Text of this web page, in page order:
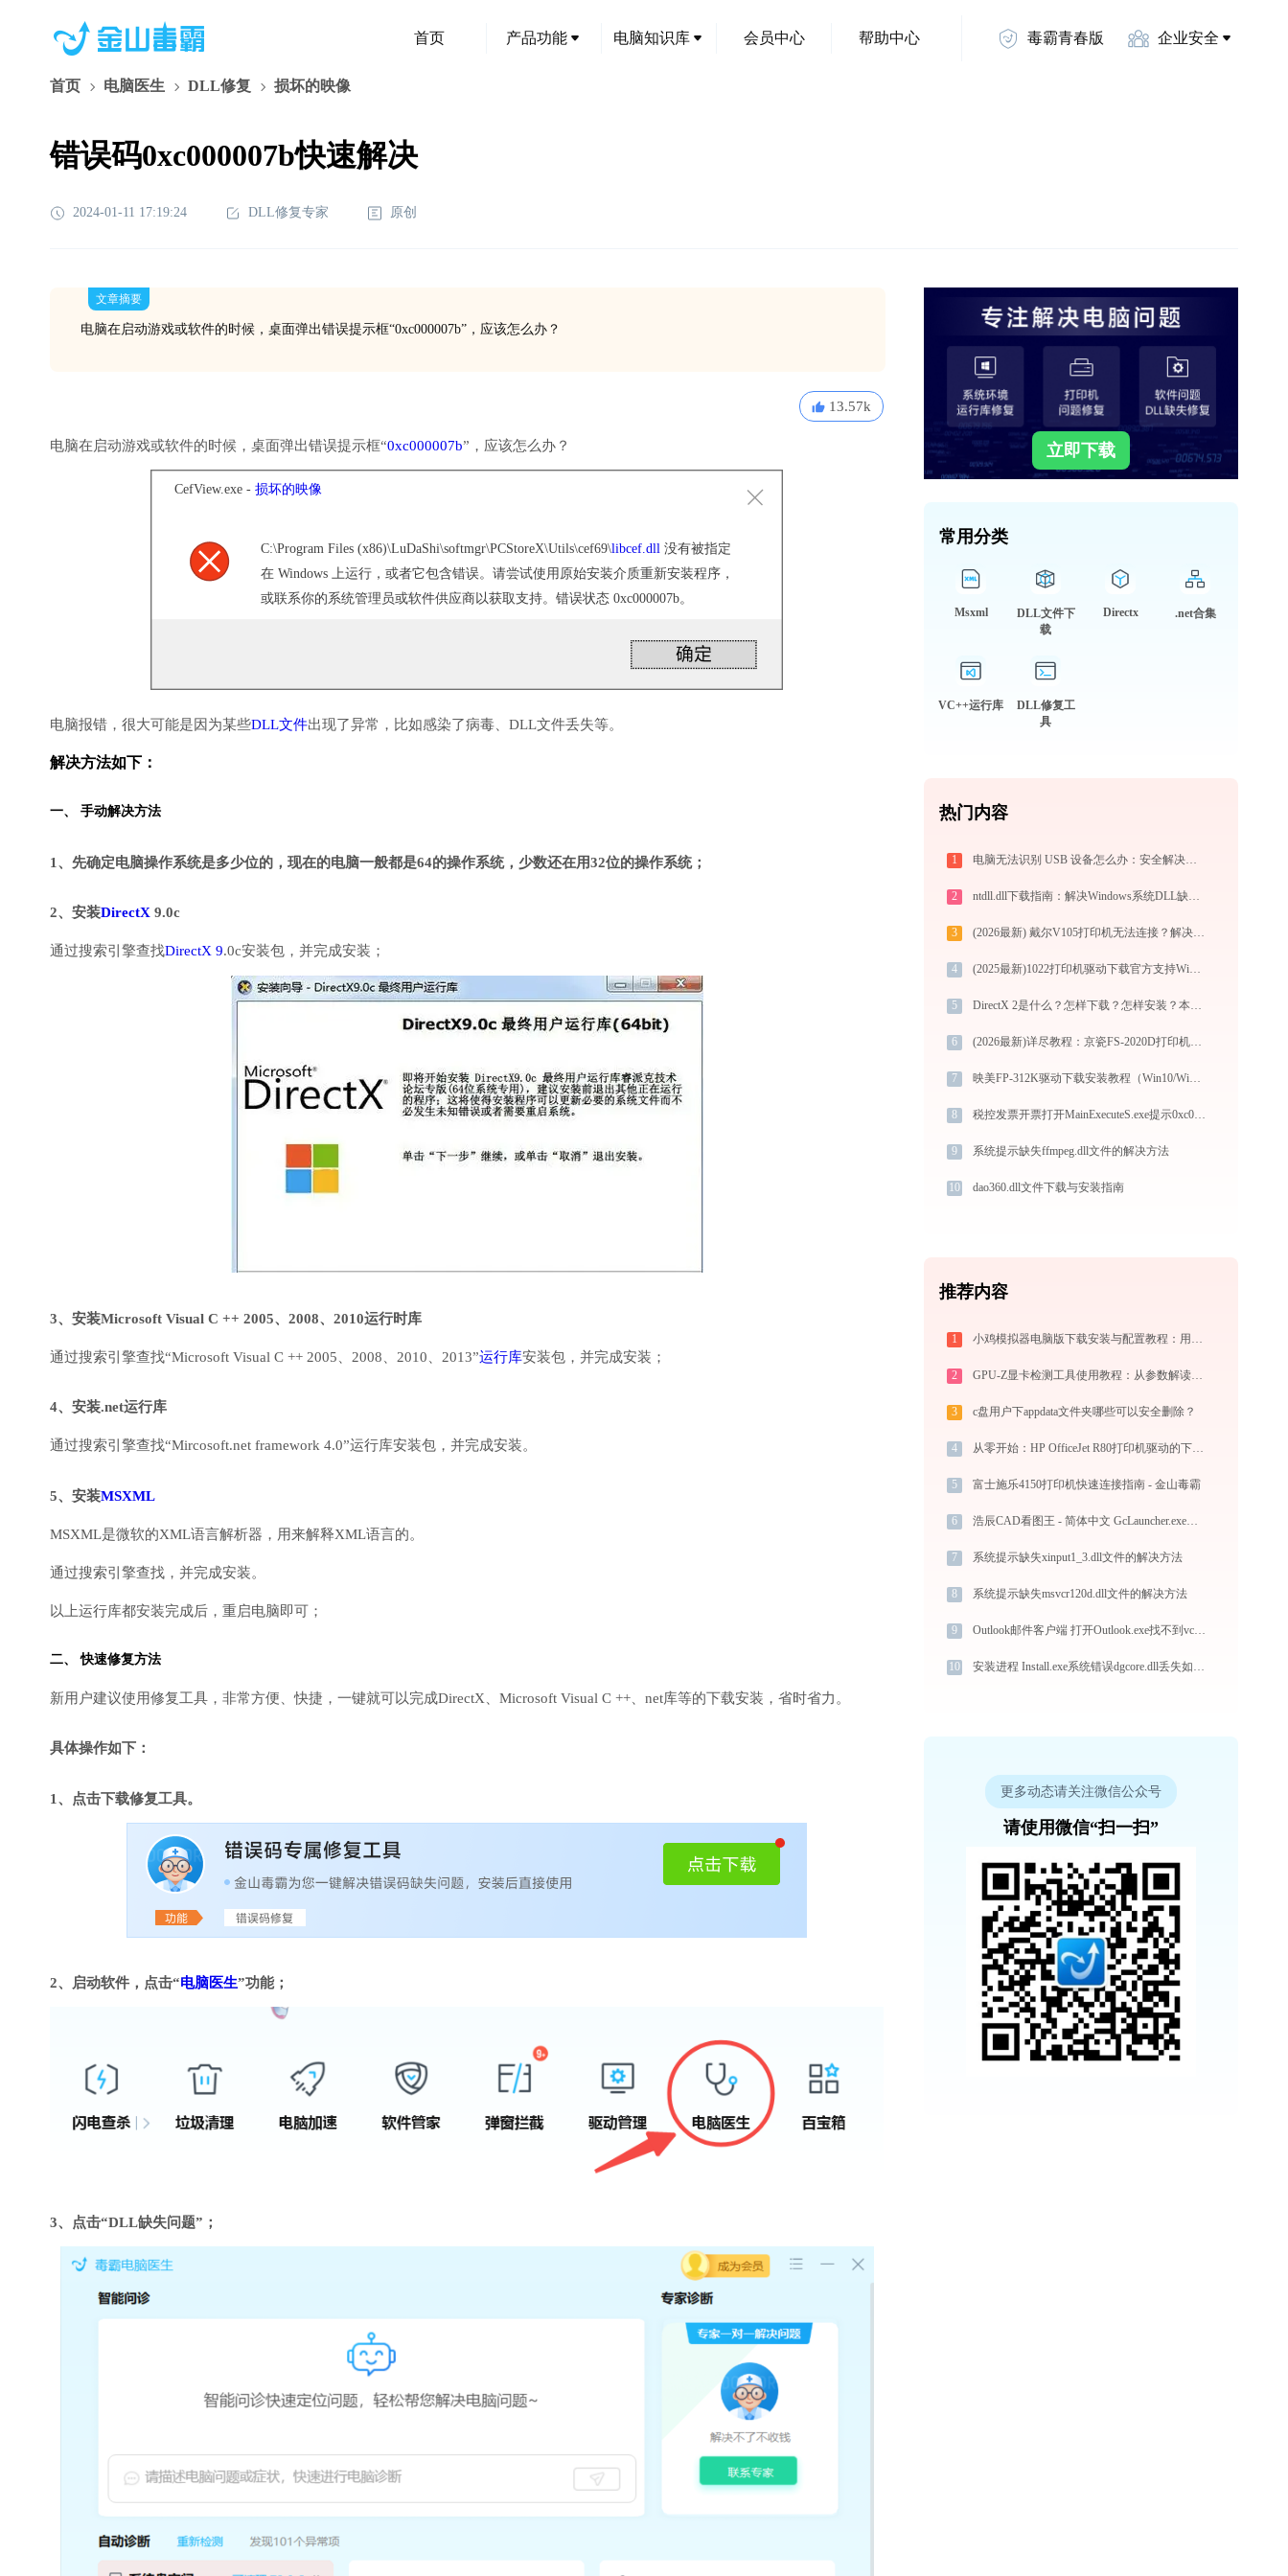
首页 产品功能 电脑知识库 会员中心 帮助中心 毒霸青春版 企业安全
首页 电脑医生 DLL修复 损坏的映像
错误码0xc000007b快速解决
2024-01-11 17:19:24 DLL修复专家 原创
文章摘要
电脑在启动游戏或软件的时候，桌面弹出错误提示框“0xc000007b”，应该怎么办？
13.57k
电脑在启动游戏或软件的时候，桌面弹出错误提示框“0xc000007b”，应该怎么办？
CefView.exe - 损坏的映像
C:\Program Files (x86)\LuDaShi\softmgr\PCStoreX\Utils\cef69\libcef.dll 没有被指定
在 Windows 上运行，或者它包含错误。请尝试使用原始安装介质重新安装程序，
或联系你的系统管理员或软件供应商以获取支持。错误状态 0xc000007b。
电脑报错，很大可能是因为某些DLL文件出现了异常，比如感染了病毒、DLL文件丢失等。
解决方法如下：
一、 手动解决方法
1、先确定电脑操作系统是多少位的，现在的电脑一般都是64的操作系统，少数还在用32位的操作系统；
2、安装DirectX 9.0c
通过搜索引擎查找DirectX 9.0c安装包，并完成安装；
3、安装Microsoft Visual C ++ 2005、2008、2010运行时库
通过搜索引擎查找“Microsoft Visual C ++ 2005、2008、2010、2013”运行库安装包，并完成安装；
4、安装.net运行库
通过搜索引擎查找“Mircosoft.net framework 4.0”运行库安装包，并完成安装。
5、安装MSXML
MSXML是微软的XML语言解析器，用来解释XML语言的。
通过搜索引擎查找，并完成安装。
以上运行库都安装完成后，重启电脑即可；
二、 快速修复方法
新用户建议使用修复工具，非常方便、快捷，一键就可以完成DirectX、Microsoft Visual C ++、net库等的下载安装，省时省力。
具体操作如下：
1、点击下载修复工具。
2、启动软件，点击“电脑医生”功能；
3、点击“DLL缺失问题”；
立即下载
常用分类
Msxml
DLL文件下
载
Directx .net合集
VC++运行库
DLL修复工
具
热门内容
1 电脑无法识别 USB 设备怎么办：安全解决无法识别的 USB 设备及 USB 接口识别问题
2 ntdll.dll下载指南：解决Windows系统DLL缺失问题的完整方案（适用于Win7/10/11）
3 (2026最新) 戴尔V105打印机无法连接？解决方法详解 - 金山毒霸
4 (2025最新)1022打印机驱动下载官方支持Win10/Win11
5 DirectX 2是什么？怎样下载？怎样安装？本文详细介绍和演示
6 (2026最新)详尽教程：京瓷FS-2020D打印机驱动的正确下载与安装方式
7 映美FP-312K驱动下载安装教程（Win10/Win11）
8 税控发票开票打开MainExecuteS.exe提示0xc000000d错误码怎么办
9 系统提示缺失ffmpeg.dll文件的解决方法
10 dao360.dll文件下载与安装指南
推荐内容
1 小鸡模拟器电脑版下载安装与配置教程：用电脑重温经典街机与掌机游戏
2 GPU-Z显卡检测工具使用教程：从参数解读到BIOS备份，一站式掌握显卡信息
3 c盘用户下appdata文件夹哪些可以安全删除？
4 从零开始：HP OfficeJet R80打印机驱动的下载及安装流程
5 富士施乐4150打印机快速连接指南 - 金山毒霸
6 浩辰CAD看图王 - 简体中文 GcLauncher.exe运行错误提示0xc000007b的解决办法
7 系统提示缺失xinput1_3.dll文件的解决方法
8 系统提示缺失msvcr120d.dll文件的解决方法
9 Outlook邮件客户端 打开Outlook.exe找不到vcruntime140_1.dll怎么办
10 安装进程 Install.exe系统错误dgcore.dll丢失如何解决
更多动态请关注微信公众号
请使用微信“扫一扫”